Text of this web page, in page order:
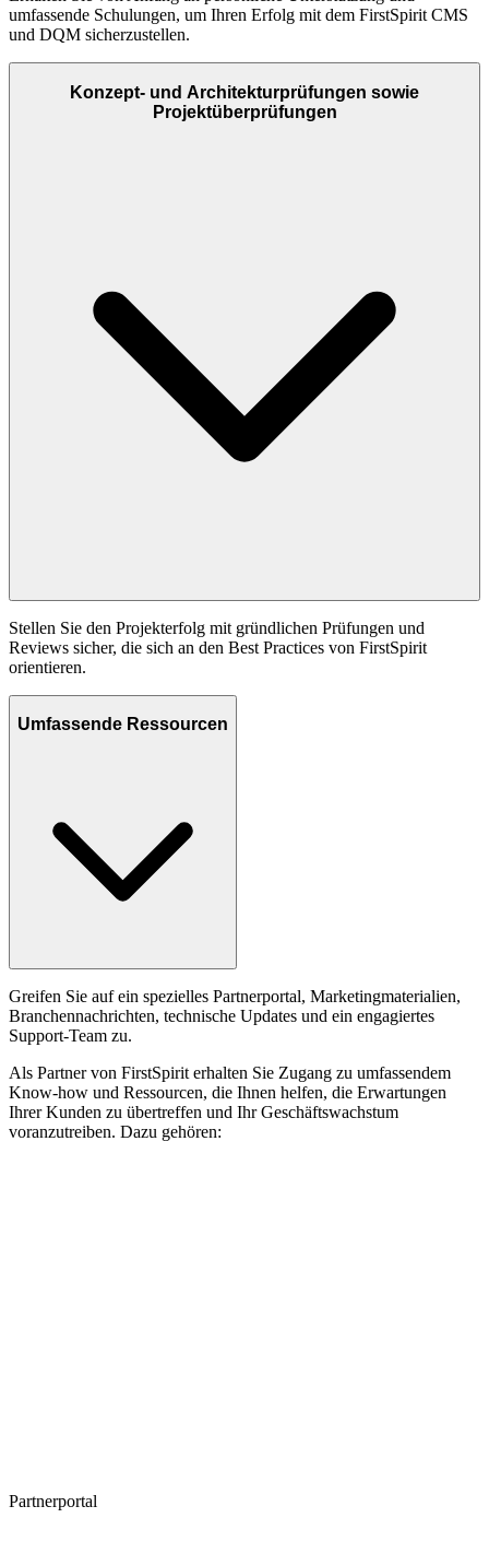
umfassende Schulungen, um Ihren Erfolg mit dem FirstSpirit CMS
und DQM sicherzustellen.
Konzept- und Architekturprüfungen sowie
Projektüberprüfungen
Stellen Sie den Projekterfolg mit gründlichen Prüfungen und
Reviews sicher, die sich an den Best Practices von FirstSpirit
orientieren.
Umfassende Ressourcen
Greifen Sie auf ein spezielles Partnerportal, Marketingmaterialien,
Branchennachrichten, technische Updates und ein engagiertes
Support-Team zu.
Als Partner von FirstSpirit erhalten Sie Zugang zu umfassendem
Know-how und Ressourcen, die Ihnen helfen, die Erwartungen
Ihrer Kunden zu übertreffen und Ihr Geschäftswachstum
voranzutreiben. Dazu gehören:
Partnerportal